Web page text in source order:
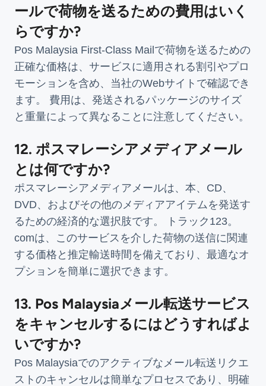
ールで荷物を送るための費用はいく
らですか?
Pos Malaysia First-Class Mailで荷物を送るための
正確な価格は、サービスに適用される割引やプロ
モーションを含め、当社のWebサイトで確認でき
ます。 費用は、発送されるパッケージのサイズ
と重量によって異なることに注意してください。
12. ポスマレーシアメディアメール
とは何ですか?
ポスマレーシアメディアメールは、本、CD、
DVD、およびその他のメディアアイテムを発送す
るための経済的な選択肢です。 トラック123。
comは、このサービスを介した荷物の送信に関連
する価格と推定輸送時間を備えており、最適なオ
プションを簡単に選択できます。
13. Pos Malaysiaメール転送サービス
をキャンセルするにはどうすればよ
いですか?
Pos Malaysiaでのアクティブなメール転送リクエ
ストのキャンセルは簡単なプロセスであり、明確